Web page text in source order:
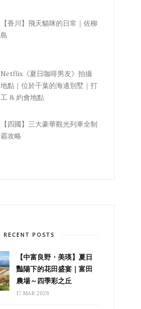
【香川】飛天貓咪的日常｜佐柳
島
Netflix《夏日咖啡男友》拍攝
地點｜位於千葉的海邊別墅｜打
工 & 約會地點
【四國】三大豪華觀光列車全制
霸攻略
RECENT POSTS
【中富良野・美瑛】夏日
豔陽下的花田盛宴｜富田
農場～四季彩之丘
17 MAR 2026